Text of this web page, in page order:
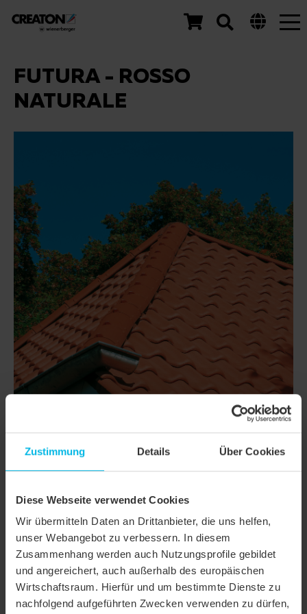
Zustimmung Details Über Cookies
Diese Webseite verwendet Cookies
Wir übermitteln Daten an Drittanbieter, die uns helfen,
unser Webangebot zu verbessern. In diesem
Zusammenhang werden auch Nutzungsprofile gebildet
und angereichert, auch außerhalb des europäischen
Wirtschaftsraum. Hierfür und um bestimmte Dienste zu
nachfolgend aufgeführten Zwecken verwenden zu dürfen,
FUTURA - ROSSO
NATURALE
DETTAGLI
CLASSI FUTURA
Famiglia di prodotto Tegola piana
Gruppo prodotto Tegole